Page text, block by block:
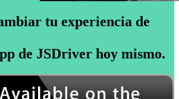
tu experiencia de
de JSDriver ​​hoy mismo.